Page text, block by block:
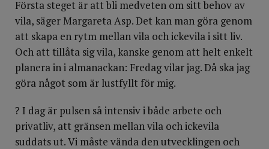
Första steget är att bli medveten om sitt behov av
vila, säger Margareta Asp. Det kan man göra genom
att skapa en rytm mellan vila och ickevila i sitt liv.
Och att tillåta sig vila, kanske genom att helt enkelt
planera in i almanackan: Fredag vilar jag. Då ska jag
göra något som är lustfyllt för mig.
? I dag är pulsen så intensiv i både arbete och
privatliv, att gränsen mellan vila och ickevila
suddats ut. Vi måste vända den utvecklingen och